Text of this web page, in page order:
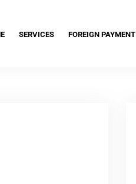
SERVICES FOREIGN PAYMENT